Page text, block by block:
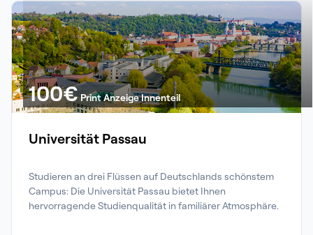
100€Print Anzeige Innenteil
Universität Passau
Studieren an drei Flüssen auf Deutschlands schönstem
Campus: Die Universität Passau bietet Ihnen
hervorragende Studienqualität in familiärer Atmosphäre.